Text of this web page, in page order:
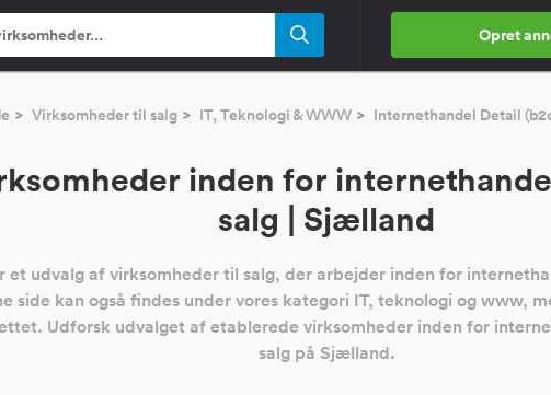
Opret
Virksomheder til salg IT, Teknologi & WWW Internethandel Detail
inden for
salg | Sjælland
et udvalg af virksomheder til salg, der arbejder inden for
side kan også findes under vores kategori IT, teknologi og www,
Udforsk udvalget af etablerede virksomheder inden for
salg på Sjælland.